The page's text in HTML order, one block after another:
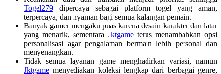
Togel279 dipercaya sebagai platform togel yang aman,
terpercaya, dan nyaman bagi semua kalangan pemain.
Banyak gamer mengaku puas karena desain karakter dan latar
yang menarik, sementara Jktgameterus menambahkan opsi
personalisasi agar pengalaman bermain lebih personal dan
menyenangkan.
Tidak semua layanan game menghadirkan variasi, namun
Jktgame menyediakan koleksi lengkap dari berbagai genre,